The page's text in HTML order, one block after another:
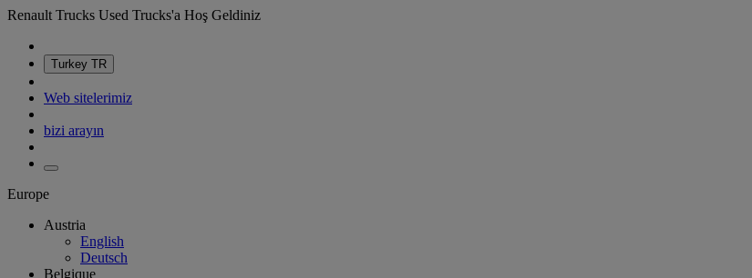
Renault Trucks Used Trucks'a Hoş Geldiniz
Turkey TR
Web sitelerimiz
bizi arayın
Europe
Austria
English
Deutsch
Belgique